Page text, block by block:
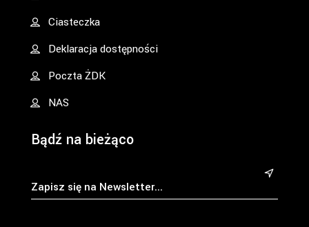
Ciasteczka
Deklaracja dostępności
Poczta ŻDK
NAS
Bądź na bieżąco
&